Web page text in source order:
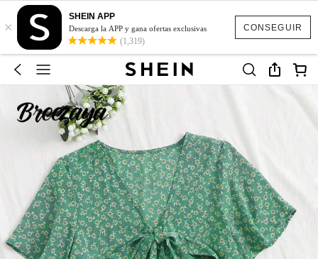
CONSEGUIR
×
SHEIN APP
Descarga la APP y gana ofertas exclusivas
(1,319)